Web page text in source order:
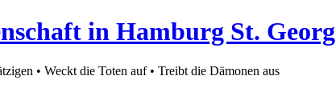
in Hamburg St. Georg
• Weckt die Toten auf • Treibt die Dämonen aus